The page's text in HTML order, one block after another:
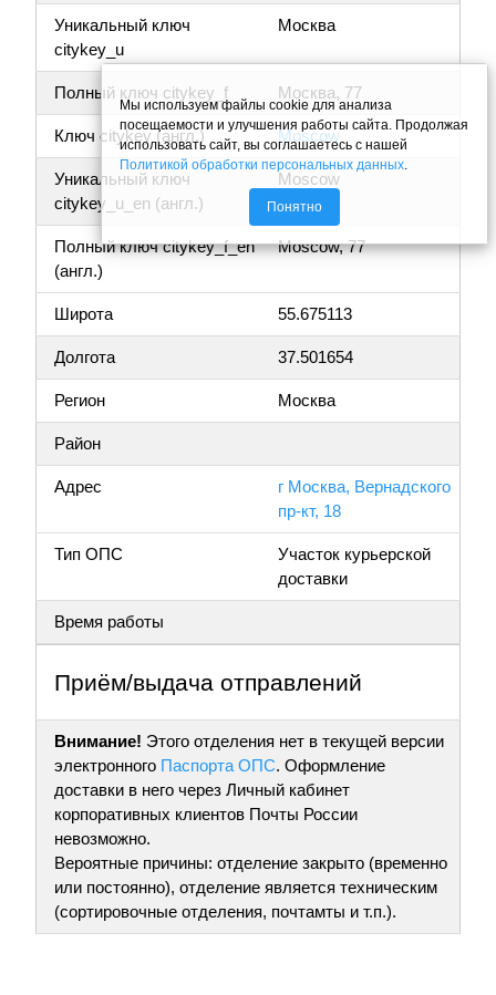
Уникальный ключ
citykey_u
Москва
Полный ключ citykey_f Москва, 77
Ключ citykey (англ.) Moscow
Уникальный ключ
citykey_u_en (англ.)
Moscow
Полный ключ citykey_f_en
(англ.)
Moscow, 77
Широта 55.675113
Долгота 37.501654
Регион Москва
Район
Адрес
г Москва, Вернадского
пр-кт, 18
Тип ОПС
Участок курьерской
доставки
Время работы
Приём/выдача отправлений
Внимание! Этого отделения нет в текущей версии
электронного Паспорта ОПС. Оформление
доставки в него через Личный кабинет
корпоративных клиентов Почты России
невозможно.
Вероятные причины: отделение закрыто (временно
или постоянно), отделение является техническим
(сортировочные отделения, почтамты и т.п.).
Мы используем файлы cookie для анализа
посещаемости и улучшения работы сайта. Продолжая
использовать сайт, вы соглашаетесь с нашей
Политикой обработки персональных данных.
Понятно